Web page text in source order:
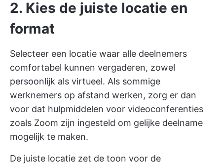
2. Kies de juiste locatie en
format
Selecteer een locatie waar alle deelnemers
comfortabel kunnen vergaderen, zowel
persoonlijk als virtueel. Als sommige
werknemers op afstand werken, zorg er dan
voor dat hulpmiddelen voor videoconferenties
zoals Zoom zijn ingesteld om gelijke deelname
mogelijk te maken.
De juiste locatie zet de toon voor de